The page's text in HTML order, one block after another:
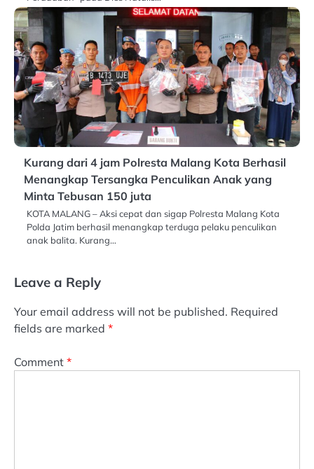
Kurang dari 4 jam Polresta Malang Kota Berhasil
Menangkap Tersangka Penculikan Anak yang
Minta Tebusan 150 juta
KOTA MALANG – Aksi cepat dan sigap Polresta Malang Kota
Polda Jatim berhasil menangkap terduga pelaku penculikan
anak balita. Kurang…
Leave a Reply
Your email address will not be published. Required
fields are marked *
Comment *